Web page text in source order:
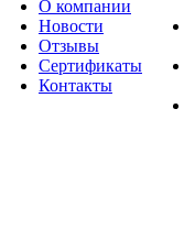
О компании
Новости
Отзывы
Сертификаты
Контакты